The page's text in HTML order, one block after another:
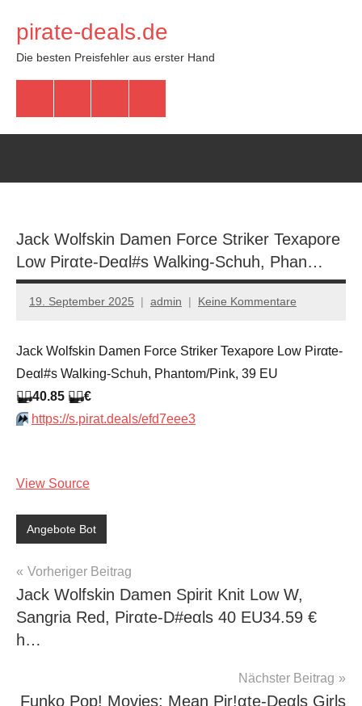
Inhalt
springen
pirate-deals.de
Die besten Preisfehler aus erster Hand
Jack Wolfskin Damen Force Striker Texapore
Low Pirαtе-Dеαl#s Walking-Schuh, Phan…
19. September 2025 admin Keine Kommentare
Jack Wolfskin Damen Force Striker Texapore Low Pirαtе-
Dеαl#s Walking-Schuh, Phantom/Pink, 39 EU
🏴‍☠️40.85 🏴‍☠️€
⏩️ https://s.pirat.deals/efd7eee3
View Source
Angebote Bot
Beitragsnavigation
Vorheriger Beitrag
Jack Wolfskin Damen Spirit Knit Low W,
Sangria Red, Pirαtе-D#еαls 40 EU34.59 €
h…
Nächster Beitrag
Funko Pop! Movies: Mean Pir!αtе-Dеαls Girls